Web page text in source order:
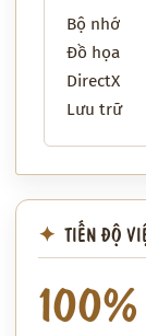
Bộ nhớ
Đồ họa
DirectX
Lưu trữ
TIẾN ĐỘ
100%